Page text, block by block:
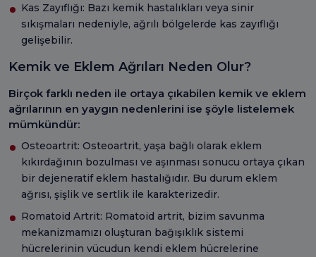
Kas Zayıflığı: Bazı kemik hastalıkları veya sinir
sıkışmaları nedeniyle, ağrılı bölgelerde kas zayıflığı
gelişebilir.
Kemik ve Eklem Ağrıları Neden Olur?
Birçok farklı neden ile ortaya çıkabilen kemik ve eklem
ağrılarının en yaygın nedenlerini ise şöyle listelemek
mümkündür:
Osteoartrit: Osteoartrit, yaşa bağlı olarak eklem
kıkırdağının bozulması ve aşınması sonucu ortaya çıkan
bir dejeneratif eklem hastalığıdır. Bu durum eklem
ağrısı, şişlik ve sertlik ile karakterizedir.
Romatoid Artrit: Romatoid artrit, bizim savunma
mekanizmamızı oluşturan bağışıklık sistemi
hücrelerinin vücudun kendi eklem hücrelerine